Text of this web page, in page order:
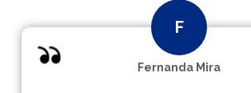
Fernanda Mira